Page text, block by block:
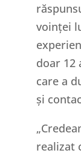
voinței
doar
care a
și
realizat